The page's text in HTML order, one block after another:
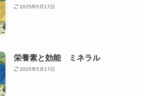
2025年5月17日
栄養素と効能 ミネラル
2025年5月17日